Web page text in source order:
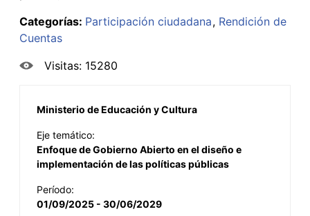
Categorías: Participación ciudadana Rendición de
Cuentas
Visitas: 15280
Ministerio de Educación y Cultura
Eje temático:
Enfoque de Gobierno Abierto en el diseño e
implementación de las políticas públicas
Período:
01/09/2025 - 30/06/2029